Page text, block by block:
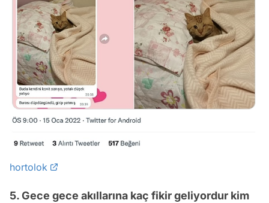
hortolok
5. Gece gece akıllarına kaç fikir geliyordur kim